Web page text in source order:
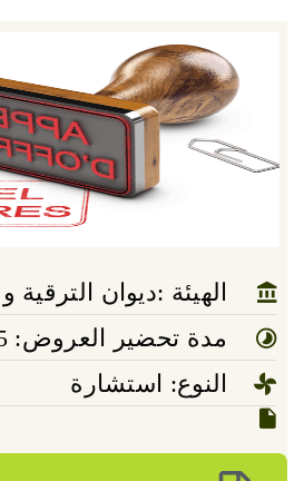
الهيئة :ديوان الترقية
مدة تحضير العروض: 05 يوما
النوع: استشارة